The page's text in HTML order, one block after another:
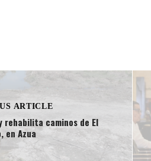
ARTICLE
rehabilita caminos de El
en Azua